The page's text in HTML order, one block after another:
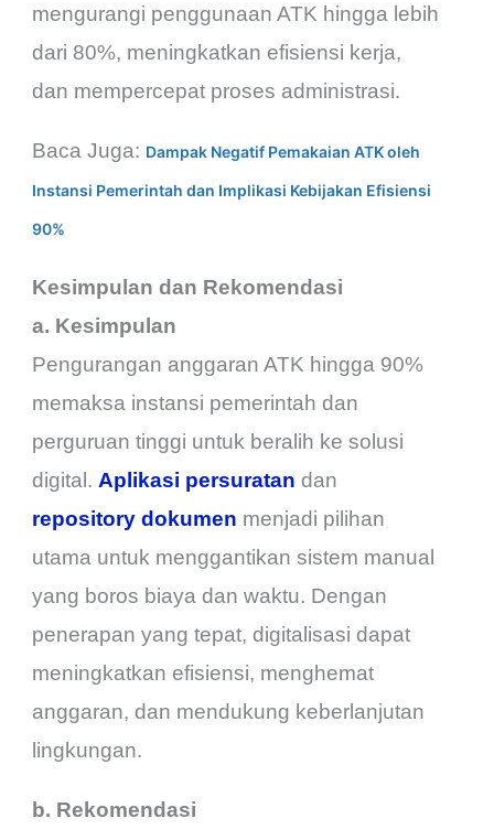
mengurangi penggunaan ATK hingga lebih
dari 80%, meningkatkan efisiensi kerja,
dan mempercepat proses administrasi.
Baca Juga: Dampak Negatif Pemakaian ATK oleh
Instansi Pemerintah dan Implikasi Kebijakan Efisiensi
90%
Kesimpulan dan Rekomendasi
a. Kesimpulan
Pengurangan anggaran ATK hingga 90%
memaksa instansi pemerintah dan
perguruan tinggi untuk beralih ke solusi
digital. Aplikasi persuratan dan
repository dokumen menjadi pilihan
utama untuk menggantikan sistem manual
yang boros biaya dan waktu. Dengan
penerapan yang tepat, digitalisasi dapat
meningkatkan efisiensi, menghemat
anggaran, dan mendukung keberlanjutan
lingkungan.
b. Rekomendasi